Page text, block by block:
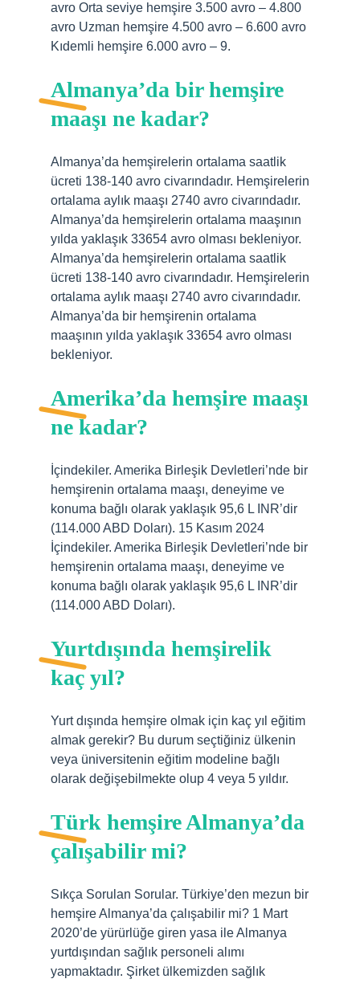
avro Orta seviye hemşire 3.500 avro – 4.800
avro Uzman hemşire 4.500 avro – 6.600 avro
Kıdemli hemşire 6.000 avro – 9.
Almanya’da bir hemşire
maaşı ne kadar?
Almanya’da hemşirelerin ortalama saatlik
ücreti 138-140 avro civarındadır. Hemşirelerin
ortalama aylık maaşı 2740 avro civarındadır.
Almanya’da hemşirelerin ortalama maaşının
yılda yaklaşık 33654 avro olması bekleniyor.
Almanya’da hemşirelerin ortalama saatlik
ücreti 138-140 avro civarındadır. Hemşirelerin
ortalama aylık maaşı 2740 avro civarındadır.
Almanya’da bir hemşirenin ortalama
maaşının yılda yaklaşık 33654 avro olması
bekleniyor.
Amerika’da hemşire maaşı
ne kadar?
İçindekiler. Amerika Birleşik Devletleri’nde bir
hemşirenin ortalama maaşı, deneyime ve
konuma bağlı olarak yaklaşık 95,6 L INR’dir
(114.000 ABD Doları). 15 Kasım 2024
İçindekiler. Amerika Birleşik Devletleri’nde bir
hemşirenin ortalama maaşı, deneyime ve
konuma bağlı olarak yaklaşık 95,6 L INR’dir
(114.000 ABD Doları).
Yurtdışında hemşirelik
kaç yıl?
Yurt dışında hemşire olmak için kaç yıl eğitim
almak gerekir? Bu durum seçtiğiniz ülkenin
veya üniversitenin eğitim modeline bağlı
olarak değişebilmekte olup 4 veya 5 yıldır.
Türk hemşire Almanya’da
çalışabilir mi?
Sıkça Sorulan Sorular. Türkiye’den mezun bir
hemşire Almanya’da çalışabilir mi? 1 Mart
2020’de yürürlüğe giren yasa ile Almanya
yurtdışından sağlık personeli alımı
yapmaktadır. Şirket ülkemizden sağlık